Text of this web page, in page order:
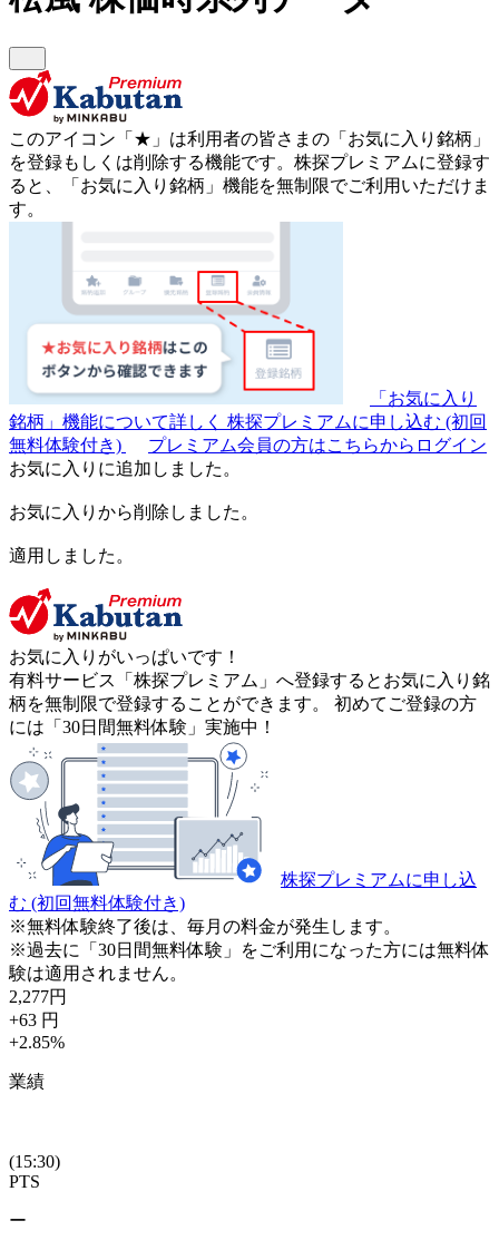
このアイコン 「★」 は利用者の皆さまの 「お気に入り銘柄」
を登録もしくは削除する機能です。 株探プレミアムに登録す
ると、「お気に入り銘柄」機能を無制限でご利用いただけま
す。
「お気に入り
銘柄」機能について詳しく 株探プレミアムに申し込む (初回
無料体験付き)
プレミアム会員の方はこちらからログイン
お気に入りに追加しました。
お気に入りから削除しました。
適用しました。
お気に入りがいっぱいです！
有料サービス「株探プレミアム」へ登録するとお気に入り銘
柄を無制限で登録することができます。 初めてご登録の方
には「30日間無料体験」実施中！
株探プレミアムに申し込
む (初回無料体験付き)
※無料体験終了後は、毎月の料金が発生します。
※過去に「30日間無料体験」をご利用になった方には無料体
験は適用されません。
2,277円
+63 円
+2.85%
業績
(15:30)
PTS
ー